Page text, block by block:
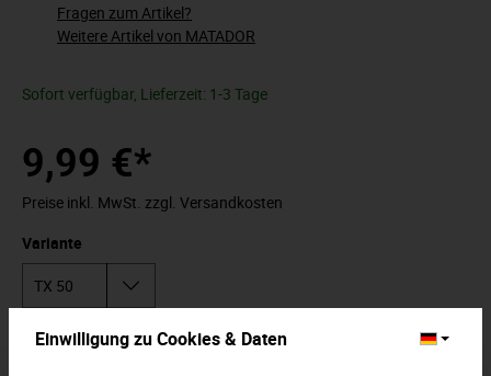
Fragen zum Artikel?
Weitere Artikel von MATADOR
Sofort verfügbar, Lieferzeit: 1-3 Tage
9,99 €*
Preise inkl. MwSt. zzgl. Versandkosten
Variante
In den Warenkorb
Einwilligung zu Cookies & Daten